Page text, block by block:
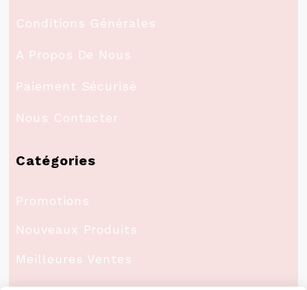
Conditions Générales
A Propos De Nous
Paiement Sécurisé
Nous Contacter
Catégories
Promotions
Nouveaux Produits
Meilleures Ventes